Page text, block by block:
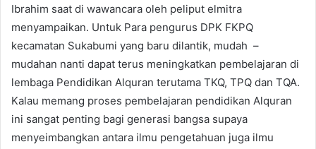
Ibrahim saat di wawancara oleh peliput elmitra
menyampaikan. Untuk Para pengurus DPK FKPQ
kecamatan Sukabumi yang baru dilantik, mudah –
mudahan nanti dapat terus meningkatkan pembelajaran di
lembaga Pendidikan Alquran terutama TKQ, TPQ dan TQA.
Kalau memang proses pembelajaran pendidikan Alquran
ini sangat penting bagi generasi bangsa supaya
menyeimbangkan antara ilmu pengetahuan juga ilmu